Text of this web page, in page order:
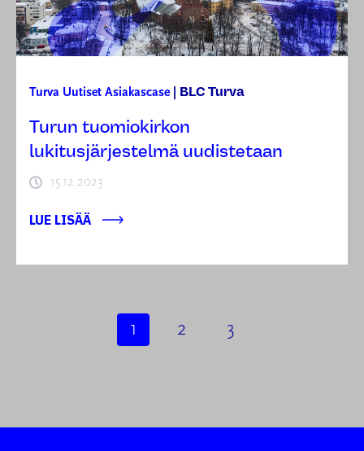
Turva Uutiset Asiakascase| BLC Turva
Turun tuomiokirkon
lukitusjärjestelmä uudistetaan
15.12.2023
LUE LISÄÄ
1 2 3